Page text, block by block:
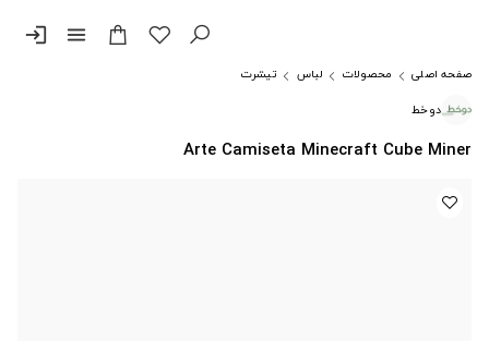
menu
login
صفحه اصلی محصولات لباس
تیشرت
دوخط
Arte Camiseta Minecraft Cube Miner